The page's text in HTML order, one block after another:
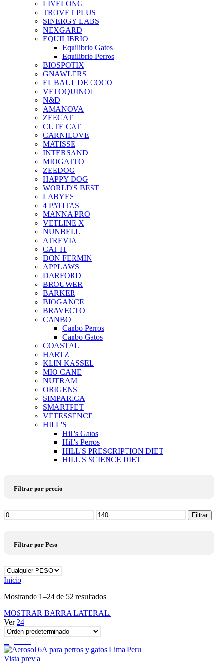
LIVELONG
TROVET PLUS
SINERGY LABS
NEXGARD
EQUILIBRIO
Equilibrio Gatos
Equilibrio Perros
BIOSPOTIX
GNAWLERS
EL BAUL DE COCO
VETOQUINOL
N&D
AMANOVA
ZEECAT
CUTE CAT
CARNILOVE
MATISSE
INTERSAND
MIOGATTO
ZEEDOG
HAPPY DOG
WORLD'S BEST
LABYES
4 PATITAS
MANNA PRO
VETLINE X
NUNBELL
ATREVIA
CAT IT
DON FERMIN
APPLAWS
DARFORD
BROUWER
BARKER
BIOGANCE
BRAVECTO
CANBO
Canbo Perros
Canbo Gatos
COASTAL
HARTZ
KLIN KASSEL
MIO CANE
NUTRAM
ORIGENS
SIMPARICA
SMARTPET
VETESSENCE
HILL'S
Hill's Gatos
Hill's Perros
HILL'S PRESCRIPTION DIET
HILL'S SCIENCE DIET
Filtrar por precio
Precio
mínimo
Filtrar
Filtrar por Peso
Inicio
Mostrando 1–24 de 52 resultados
MOSTRAR BARRA LATERAL.
Ver 24
Vista previa